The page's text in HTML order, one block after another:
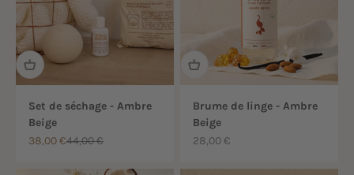
Set de séchage - Ambre
Beige
Prix de vente
38,00 €Prix normal
44,00 €
Brume de linge - Ambre
Beige
Prix de vente
28,00 €